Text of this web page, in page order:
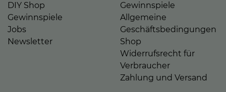
DIY Shop
Gewinnspiele
Jobs
Newsletter
Gewinnspiele
Allgemeine
Geschäftsbedingungen
Shop
Widerrufsrecht für
Verbraucher
Zahlung und Versand